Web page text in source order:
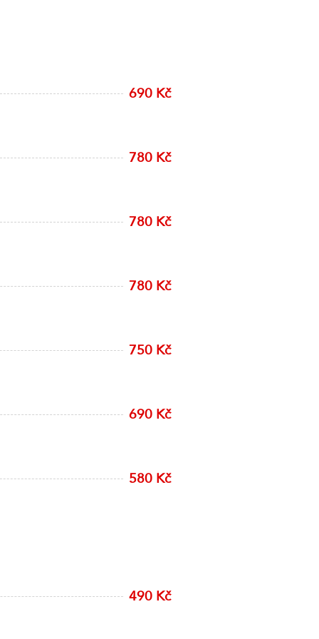
690 Kč
780 Kč
780 Kč
780 Kč
750 Kč
690 Kč
580 Kč
490 Kč